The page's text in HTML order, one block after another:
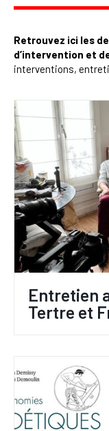
Retrouvez ici les
d’intervention et
interventions,
Entretien
Tertre et